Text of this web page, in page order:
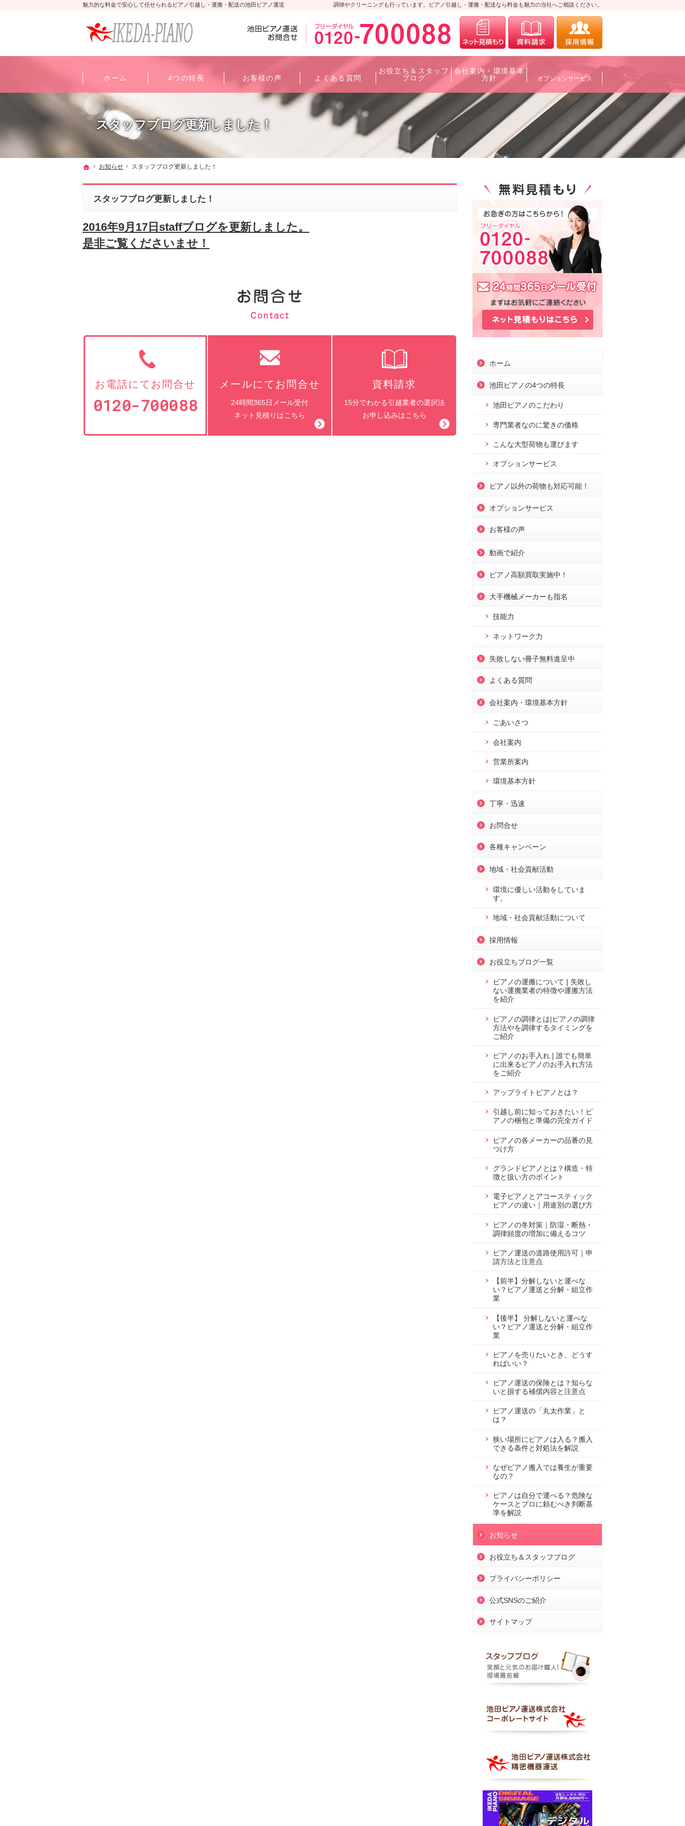
スタッフブログ更新しました！
調律やクリーニングも行っています。ピアノ引越し・運搬・配送なら料金も魅力の当社へご相談ください。
魅力的な料金で安心して任せられるピアノ引越し・運搬・配送の池田ピアノ運送
ホーム
お知らせ スタッフブログ更新しました！
スタッフブログ更新しました！
2016年9月17日staffブログを更新しました。
是非ご覧くださいませ！
お電話にてお問合せ
0120-700088
メールにてお問合せ
24時間365日メール受付
ネット見積りはこちら
資料請求
15分でわかる引越業者の選択法
お申し込みはこちら
ホーム
池田ピアノの4つの特長
池田ピアノのこだわり
専門業者なのに驚きの価格
こんな大型荷物も運びます
オプションサービス
ピアノ以外の荷物も対応可能！
オプションサービス
お客様の声
動画で紹介
ピアノ高額買取実施中！
大手機械メーカーも指名
技能力
ネットワーク力
失敗しない冊子無料進呈中
よくある質問
会社案内・環境基本方針
ごあいさつ
会社案内
営業所案内
環境基本方針
丁寧・迅速
お問合せ
各種キャンペーン
地域・社会貢献活動
環境に優しい活動をしていま
す。
地域・社会貢献活動について
採用情報
お役立ちブログ一覧
ピアノの運搬について❘失敗し
ない運搬業者の特徴や運搬方法
を紹介
ピアノの調律とは|ピアノの調律
方法やを調律するタイミングを
ご紹介
ピアノのお手入れ❘誰でも簡単
に出来るピアノのお手入れ方法
をご紹介
アップライトピアノとは？
引越し前に知っておきたい！ピ
アノの梱包と準備の完全ガイド
ピアノの各メーカーの品番の見
つけ方
グランドピアノとは？構造・特
徴と扱い方のポイント
電子ピアノとアコースティック
ピアノの違い｜用途別の選び方
ピアノの冬対策｜防湿・断熱・
調律頻度の増加に備えるコツ
ピアノ運送の道路使用許可｜申
請方法と注意点
【前半】分解しないと運べな
い？ピアノ運送と分解・組立作
業
【後半】 分解しないと運べな
い？ピアノ運送と分解・組立作
業
ピアノを売りたいとき、どうす
ればいい？
ピアノ運送の保険とは？知らな
いと損する補償内容と注意点
ピアノ運送の「丸太作業」と
は？
狭い場所にピアノは入る？搬入
できる条件と対処法を解説
なぜピアノ搬入では養生が重要
なの？
ピアノは自分で運べる？危険な
ケースとプロに頼むべき判断基
準を解説
お知らせ
お役立ち＆スタッフブログ
プライバシーポリシー
公式SNSのご紹介
サイトマップ
0120-700088メールにてお問合せ
ホーム 4つの特長 お客様の声 よくある質問
お役立ち＆スタッフ
ブログ
会社案内・環境基本
方針
オプションサービス